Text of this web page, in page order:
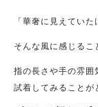
「華奢に見えてい
そんな風に感じるこ
指の長さや手の雰囲
試着してみることが